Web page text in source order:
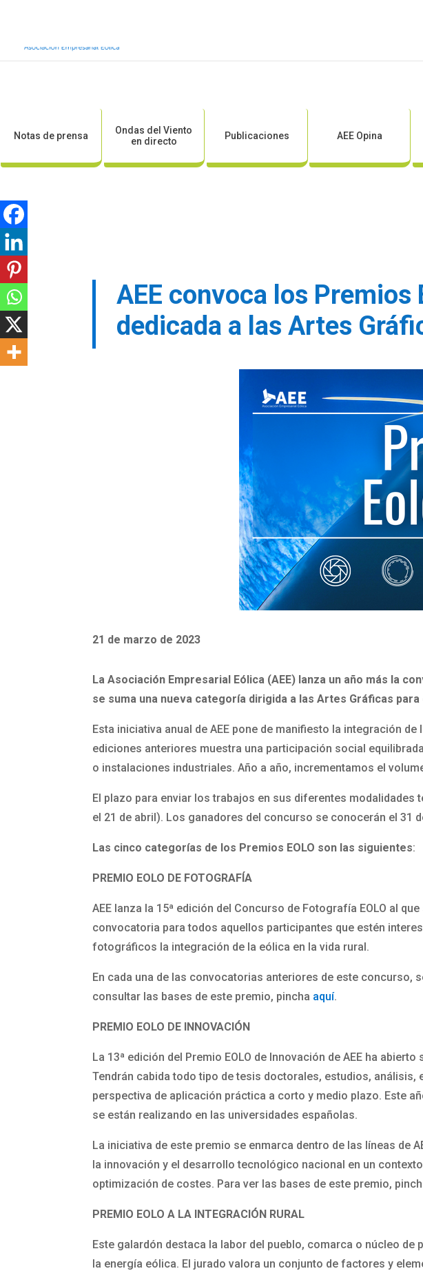
Notas de prensa
Ondas del Viento
en directo
Publicaciones AEE Opina
AEE convoca los Premios
dedicada a las Artes
21 de marzo de 2023
La Asociación Empresarial Eólica (AEE) lanza un año más la
se suma una nueva categoría dirigida a las Artes Gráficas
Esta iniciativa anual de AEE pone de manifiesto la integración
ediciones anteriores muestra una participación social
o instalaciones industriales. Año a año, incrementamos el
El plazo para enviar los trabajos en sus diferentes modalidades
el 21 de abril). Los ganadores del concurso se conocerán el 31
Las cinco categorías de los Premios EOLO son las siguientes:
PREMIO EOLO DE FOTOGRAFÍA
AEE lanza la 15ª edición del Concurso de Fotografía EOLO al
convocatoria para todos aquellos participantes que estén
fotográficos la integración de la eólica en la vida rural.
En cada una de las convocatorias anteriores de este
consultar las bases de este premio, pincha aquí.
PREMIO EOLO DE INNOVACIÓN
La 13ª edición del Premio EOLO de Innovación de AEE ha
Tendrán cabida todo tipo de tesis doctorales, estudios,
perspectiva de aplicación práctica a corto y medio plazo. Este
se están realizando en las universidades españolas.
La iniciativa de este premio se enmarca dentro de las líneas de
la innovación y el desarrollo tecnológico nacional en un
optimización de costes. Para ver las bases de este premio,
PREMIO EOLO A LA INTEGRACIÓN RURAL
Este galardón destaca la labor del pueblo, comarca o núcleo
la energía eólica. El jurado valora un conjunto de factores y